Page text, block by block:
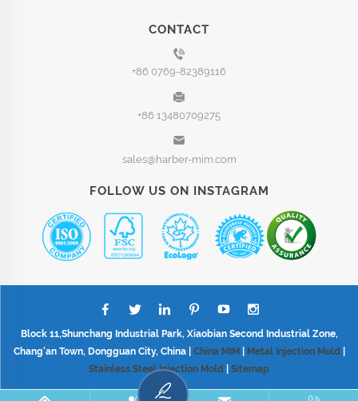
CONTACT
+86 0769-82389116
+86 13480709275
sales@harber-mim.com
FOLLOW US ON INSTAGRAM
Block 11,Shunchang Industrial Park, Xiaobian Second Industrial Zone,
Chang'an Town, Dongguan City, China | China MIM| Metal Injection Mold
Stainless Steel Injection Mold
Sitemap